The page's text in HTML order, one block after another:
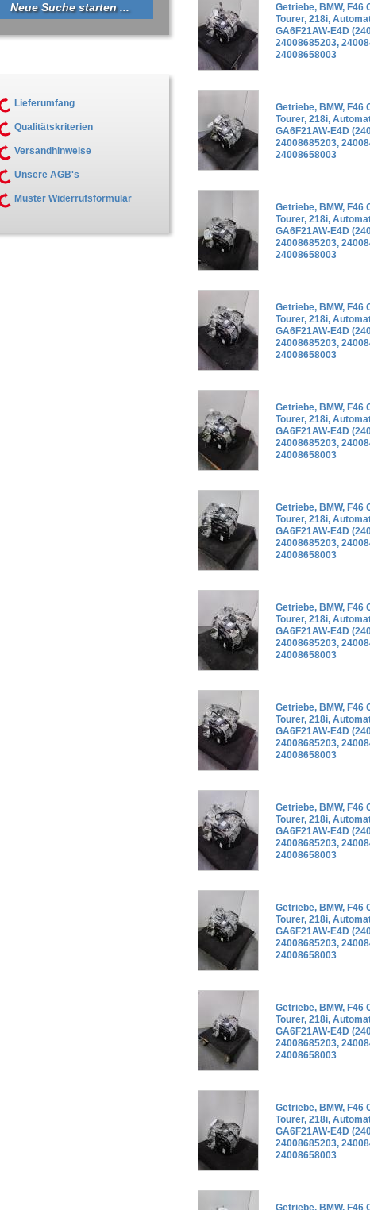
Getriebe, BMW, F46
Tourer, 218i,
GA6F21AW-E4D
24008685203,
24008658003
Getriebe, BMW, F46
Tourer, 218i,
GA6F21AW-E4D
24008685203,
24008658003
Getriebe, BMW, F46
Tourer, 218i,
GA6F21AW-E4D
24008685203,
24008658003
Getriebe, BMW, F46
Tourer, 218i,
GA6F21AW-E4D
24008685203,
24008658003
Getriebe, BMW, F46
Tourer, 218i,
GA6F21AW-E4D
24008685203,
24008658003
Getriebe, BMW, F46
Tourer, 218i,
GA6F21AW-E4D
24008685203,
24008658003
Getriebe, BMW, F46
Tourer, 218i,
GA6F21AW-E4D
24008685203,
24008658003
Getriebe, BMW, F46
Tourer, 218i,
GA6F21AW-E4D
24008685203,
24008658003
Getriebe, BMW, F46
Tourer, 218i,
GA6F21AW-E4D
24008685203,
24008658003
Getriebe, BMW, F46
Tourer, 218i,
GA6F21AW-E4D
24008685203,
24008658003
Getriebe, BMW, F46
Tourer, 218i,
GA6F21AW-E4D
24008685203,
24008658003
Getriebe, BMW, F46
Tourer, 218i,
GA6F21AW-E4D
24008685203,
24008658003
Getriebe, BMW, F46
Neue Suche starten ...
Lieferumfang
Qualitätskriterien
Versandhinweise
Unsere AGB's
Muster Widerrufsformular